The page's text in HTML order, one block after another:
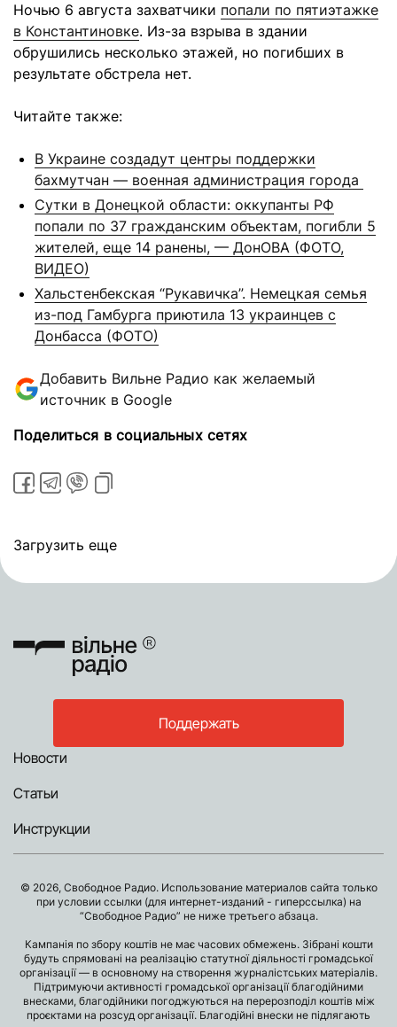
Ночью 6 августа захватчики попали по пятиэтажке
в Константиновке. Из-за взрыва в здании
обрушились несколько этажей, но погибших в
результате обстрела нет.
Читайте также:
В Украине создадут центры поддержки
бахмутчан — военная администрация города
Сутки в Донецкой области: оккупанты РФ
попали по 37 гражданским объектам, погибли 5
жителей, еще 14 ранены, — ДонОВА (ФОТО,
ВИДЕО)
Хальстенбекская “Рукавичка”. Немецкая семья
из-под Гамбурга приютила 13 украинцев с
Донбасса (ФОТО)
Добавить Вильне Радио как желаемый
источник в Google
Поделиться в социальных сетях
Загрузить еще
Поддержать
Новости
Статьи
Инструкции
© 2026, Свободное Радио. Использование материалов сайта только
при условии ссылки (для интернет-изданий - гиперссылка) на
“Свободное Радио” не ниже третьего абзаца.
Кампанія по збору коштів не має часових обмежень. Зібрані кошти
будуть спрямовані на реалізацію статутної діяльності громадської
організації — в основному на створення журналістських матеріалів.
Підтримуючи активності громадської організації благодійними
внесками, благодійники погоджуються на перерозподіл коштів між
проєктами на розсуд організації. Благодійні внески не підлягають